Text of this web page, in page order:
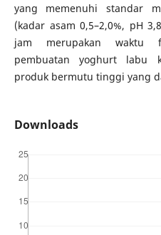
yang memenuhi standar
(kadar asam 0,5–2,0%, pH
jam merupakan waktu
pembuatan yoghurt labu
produk bermutu tinggi yang
Downloads